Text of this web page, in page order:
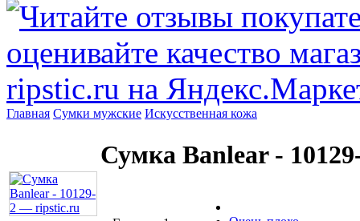
Главная Сумки мужские Искусственная кожа
Сумка Banlear -